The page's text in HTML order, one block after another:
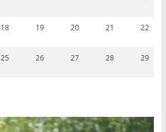
18 19 20 21 22
25 26 27 28 29